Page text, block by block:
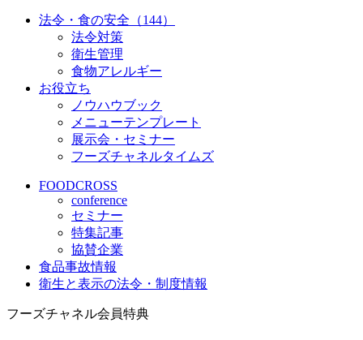
法令・食の安全（144）
法令対策
衛生管理
食物アレルギー
お役立ち
ノウハウブック
メニューテンプレート
展示会・セミナー
フーズチャネルタイムズ
FOODCROSS
conference
セミナー
特集記事
協賛企業
食品事故情報
衛生と表示の法令・制度情報
フーズチャネル会員特典